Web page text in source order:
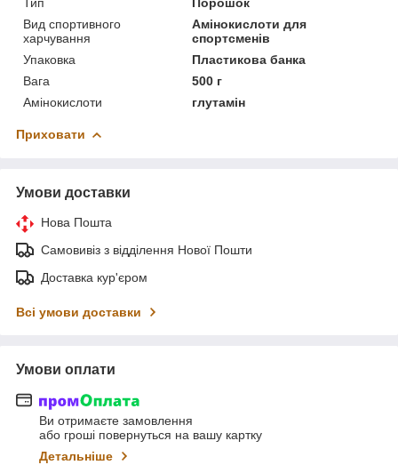
Вид спортивного
харчування
Амінокислоти для
спортсменів
Упаковка
Пластикова банка
Вага
500 г
Амінокислоти
глутамін
Приховати
Умови доставки
Нова Пошта
Самовивіз з відділення Нової Пошти
Доставка кур'єром
Всі умови доставки
Умови оплати
Ви отримаєте замовлення
або гроші повернуться на вашу картку
Детальніше